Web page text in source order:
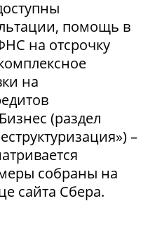
помощь в
на отсрочку
на
(раздел
–
собраны на
сайта Сбера.